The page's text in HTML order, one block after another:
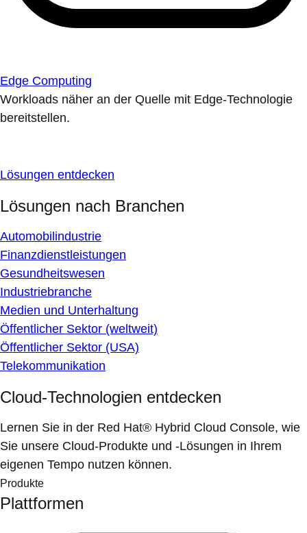
Edge Computing
Workloads näher an der Quelle mit Edge-Technologie
bereitstellen.
Lösungen entdecken
Lösungen nach Branchen
Automobilindustrie
Finanzdienstleistungen
Gesundheitswesen
Industriebranche
Medien und Unterhaltung
Öffentlicher Sektor (weltweit)
Öffentlicher Sektor (USA)
Telekommunikation
Cloud-Technologien entdecken
Lernen Sie in der Red Hat® Hybrid Cloud Console, wie
Sie unsere Cloud-Produkte und -Lösungen in Ihrem
eigenen Tempo nutzen können.
Produkte
Plattformen